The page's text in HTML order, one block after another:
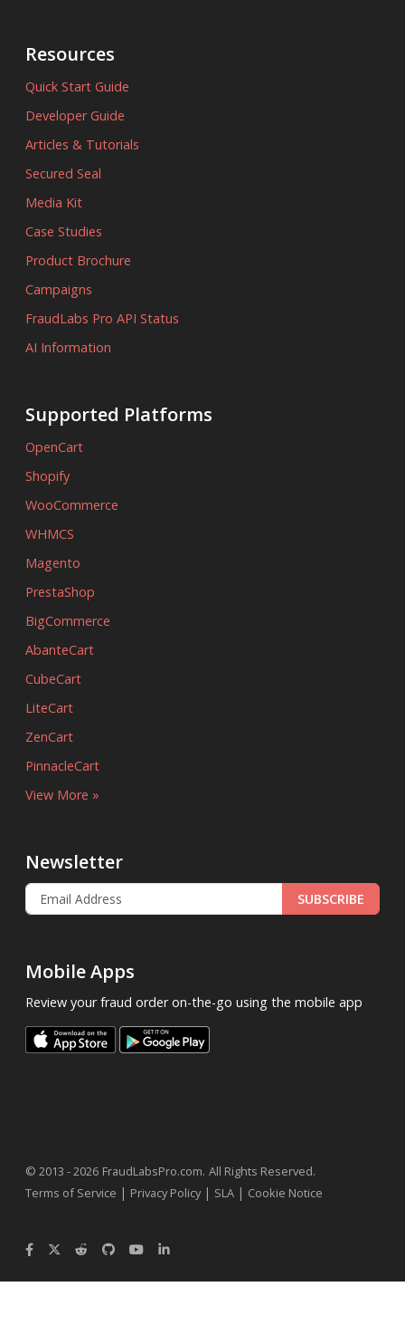
Resources
Quick Start Guide
Developer Guide
Articles & Tutorials
Secured Seal
Media Kit
Case Studies
Product Brochure
Campaigns
FraudLabs Pro API Status
AI Information
Supported Platforms
OpenCart
Shopify
WooCommerce
WHMCS
Magento
PrestaShop
BigCommerce
AbanteCart
CubeCart
LiteCart
ZenCart
PinnacleCart
View More »
Newsletter
SUBSCRIBE
Mobile Apps
Review your fraud order on-the-go using the mobile app
© 2013 - 2026 FraudLabsPro.com. All Rights Reserved.
Terms of Service | Privacy Policy| SLA | Cookie Notice